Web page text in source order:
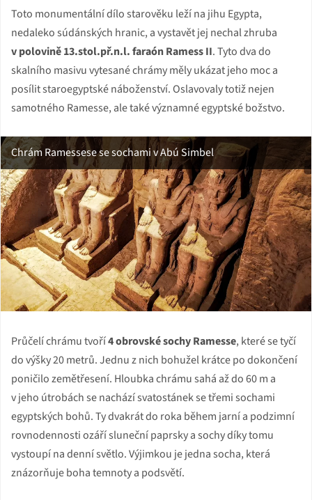
Toto monumentální dílo starověku leží na jihu Egypta,
nedaleko súdánských hranic, a vystavět jej nechal zhruba
v polovině 13.stol.př.n.l. faraón Ramess II. Tyto dva do
skalního masivu vytesané chrámy měly ukázat jeho moc a
posílit staroegyptské náboženství. Oslavovaly totiž nejen
samotného Ramesse, ale také významné egyptské božstvo.
Chrám Ramessese se sochami v Abú Simbel
Průčelí chrámu tvoří4 obrovské sochy Ramesse, které se tyčí
do výšky 20 metrů. Jednu z nich bohužel krátce po dokončení
poničilo zemětřesení. Hloubka chrámu sahá až do 60 m a
v jeho útrobách se nachází svatostánek se třemi sochami
egyptských bohů. Ty dvakrát do roka během jarní a podzimní
rovnodennosti ozáří sluneční paprsky a sochy díky tomu
vystoupí na denní světlo. Výjimkou je jedna socha, která
znázorňuje boha temnoty a podsvětí.